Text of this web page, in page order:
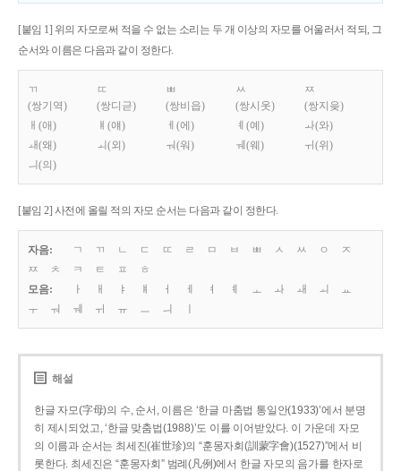
[붙임 1] 위의 자모로써 적을 수 없는 소리는 두 개 이상의 자모를 어울러서 적되, 그
순서와 이름은 다음과 같이 정한다.
ㄲ
(쌍기역)
ㄸ
(쌍디귿)
ㅃ
(쌍비읍)
ㅆ
(쌍시옷)
ㅉ
(쌍지읒)
ㅐ(애)
ㅒ(얘) ㅔ(에) ㅖ(예)
ㅘ(와)
ㅙ(왜)
ㅚ(외) ㅝ(워) ㅞ(웨)
ㅟ(위)
ㅢ(의)
[붙임 2] 사전에 올릴 적의 자모 순서는 다음과 같이 정한다.
자음: ㄱ ㄲ ㄴ ㄷ ㄸ ㄹ ㅁ ㅂ ㅃ ㅅ ㅆ ㅇ
ㅈ
ㅉ
ㅊ ㅋ ㅌ ㅍ
ㅎ
모음:
ㅏ ㅐ ㅑ ㅒ ㅓ ㅔ ㅕ ㅖ ㅗ ㅘ ㅙ ㅚ
ㅛ
ㅜ
ㅝ ㅞ ㅟ ㅠ ㅡ ㅢ
해설
한글 자모(字母)의 수, 순서, 이름은 ‘한글 마춤법 통일안(1933)’에서 분명
히 제시되었고, ‘한글 맞춤법(1988)’도 이를 이어받았다. 이 가운데 자모
의 이름과 순서는 최세진(崔世珍)의 “훈몽자회(訓蒙字會)(1527)”에서 비
롯한다. 최세진은 “훈몽자회” 범례(凡例)에서 한글 자모의 음가를 한자로